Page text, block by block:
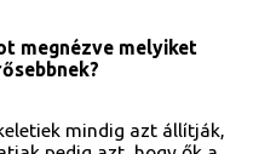
megnézve melyiket
mindig azt állítják,